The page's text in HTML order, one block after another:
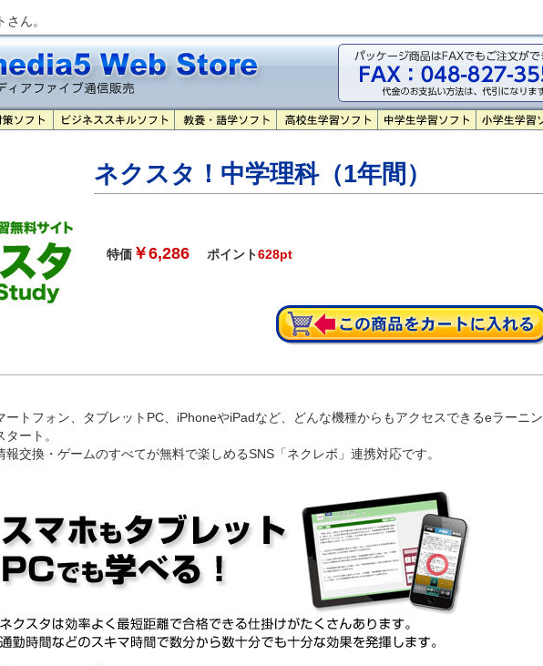
ん。
ネクスタ！中学理科（1年間）
特価 ￥6,286 ポイント628pt
ートフォン、タブレットPC、iPhoneやiPadなど、どんな機種からもアクセスできるeラーニン
ート。
報交換・ゲームのすべてが無料で楽しめるSNS「ネクレボ」連携対応です。